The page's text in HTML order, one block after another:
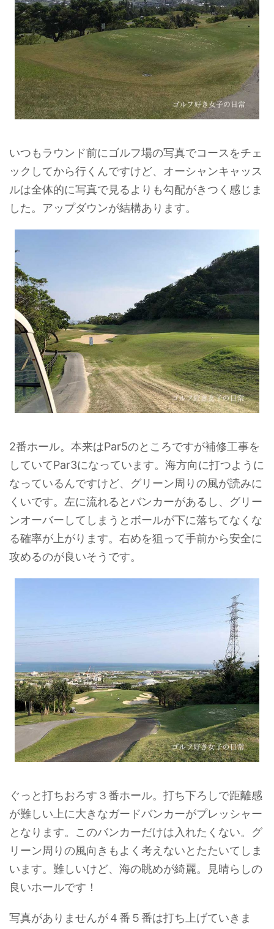
いつもラウンド前にゴルフ場の写真でコースをチェ
ックしてから行くんですけど、オーシャンキャッス
ルは全体的に写真で見るよりも勾配がきつく感じま
した。アップダウンが結構あります。
2番ホール。本来はPar5のところですが補修工事を
していてPar3になっています。海方向に打つように
なっているんですけど、グリーン周りの風が読みに
くいです。左に流れるとバンカーがあるし、グリー
ンオーバーしてしまうとボールが下に落ちてなくな
る確率が上がります。右めを狙って手前から安全に
攻めるのが良いそうです。
ぐっと打ちおろす３番ホール。打ち下ろしで距離感
が難しい上に大きなガードバンカーがプレッシャー
となります。このバンカーだけは入れたくない。グ
リーン周りの風向きもよく考えないとたたいてしま
います。難しいけど、海の眺めが綺麗。見晴らしの
良いホールです！
写真がありませんが４番５番は打ち上げていきま